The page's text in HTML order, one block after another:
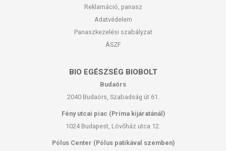
Reklamáció, panasz
Adatvédelem
Panaszkezelési szabályzat
ÁSZF
BIO EGÉSZSÉG BIOBOLT
Budaörs
2040 Budaörs, Szabadság út 61.
Fény utcai piac (Príma kijáratánál)
1024 Budapest, Lövőház utca 12.
Pólus Center (Pólus patikával szemben)